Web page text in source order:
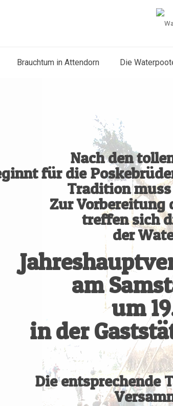
Brauchtum in Attendorn Die
Nach den
für die
Tradition
Zur Vorbereitung
treffen sich
der
am
um
in der
Die entsprechende